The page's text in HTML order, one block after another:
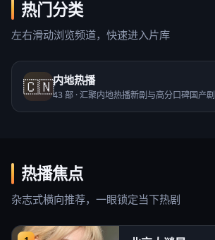
热门分类
左右滑动浏览频道，快速进入片库
🇨🇳内地热播
43部 ·汇聚内地热播新剧与高分口碑国产剧
热播焦点
杂志式横向推荐，一眼锁定当下热剧